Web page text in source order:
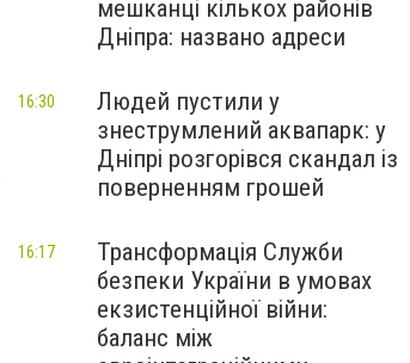
мешканці кількох районів
Дніпра: названо адреси
Людей пустили у
знеструмлений аквапарк: у
Дніпрі розгорівся скандал із
поверненням грошей
16:30
Трансформація Служби
безпеки України в умовах
екзистенційної війни:
баланс між
16:17